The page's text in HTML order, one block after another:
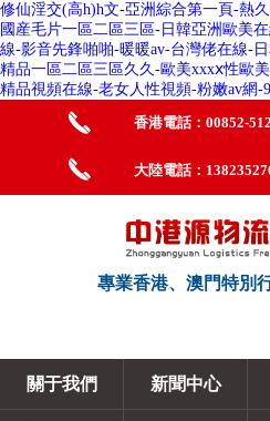
修仙淫交(高h)h文-亞洲綜合第一頁-熱
國産毛片一區二區三區-日韓亞洲歐美
線-影音先鋒啪啪-暖暖av-台灣佬在線-
精品一區二區三區久久-歐美xxxⅹ性歐
精品視頻在線-老女人性視頻-粉嫩av網-
香港電話：00852-
大陸電話：
專業香港、澳門特別
關于我們 新聞中心